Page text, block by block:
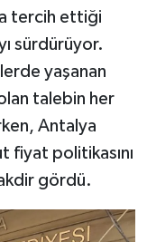
tercih ettiği
sürdürüyor.
yaşanan
talebin her
Antalya
fiyat politikasını
gördü.